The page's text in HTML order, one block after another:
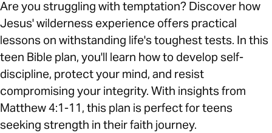
Are you struggling with temptation? Discover how
Jesus' wilderness experience offers practical
lessons on withstanding life's toughest tests. In this
teen Bible plan, you'll learn how to develop self-
discipline, protect your mind, and resist
compromising your integrity. With insights from
Matthew 4:1-11, this plan is perfect for teens
seeking strength in their faith journey.